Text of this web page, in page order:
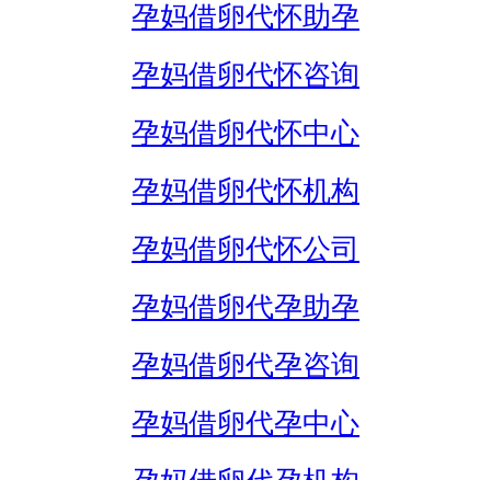
孕妈借卵代怀助孕
孕妈借卵代怀咨询
孕妈借卵代怀中心
孕妈借卵代怀机构
孕妈借卵代怀公司
孕妈借卵代孕助孕
孕妈借卵代孕咨询
孕妈借卵代孕中心